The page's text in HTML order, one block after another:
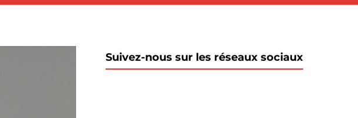
Suivez-nous sur les réseaux sociaux